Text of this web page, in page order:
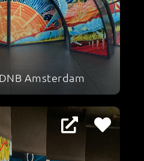
Amsterdam